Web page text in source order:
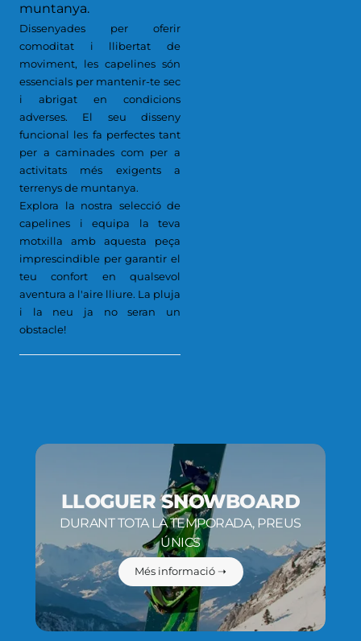
muntanya.
Dissenyades per oferir
comoditat i llibertat de
moviment, les capelines són
essencials per mantenir-te sec
i abrigat en condicions
adverses. El seu disseny
funcional les fa perfectes tant
per a caminades com per a
activitats més exigents a
terrenys de muntanya.
Explora la nostra selecció de
capelines i equipa la teva
motxilla amb aquesta peça
imprescindible per garantir el
teu confort en qualsevol
aventura a l'aire lliure. La pluja
i la neu ja no seran un
obstacle!
LLOGUER SNOWBOARD
DURANT TOTA LA TEMPORADA, PREUS
ÚNICS
Més informació ➝